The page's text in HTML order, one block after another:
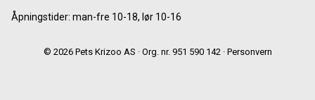
Åpningstider: man-fre 10-18, lør 10-16
© 2026 Pets Krizoo AS · Org. nr. 951 590 142 · Personvern